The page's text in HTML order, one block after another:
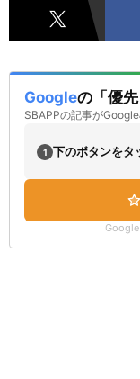
Googleの「優
SBAPPの記事が
1 下のボタンをタ